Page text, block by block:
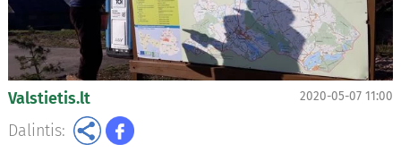
Valstietis.lt 2020-05-07 11:00
Dalintis: